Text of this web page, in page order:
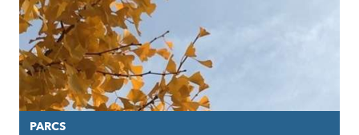
PARCS